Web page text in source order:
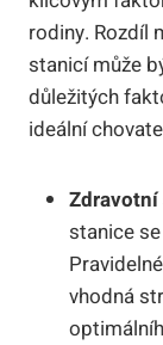
rodiny. Rozdíl
stanicí může
⁢důležitých‌
ideální
stanice
vhodná